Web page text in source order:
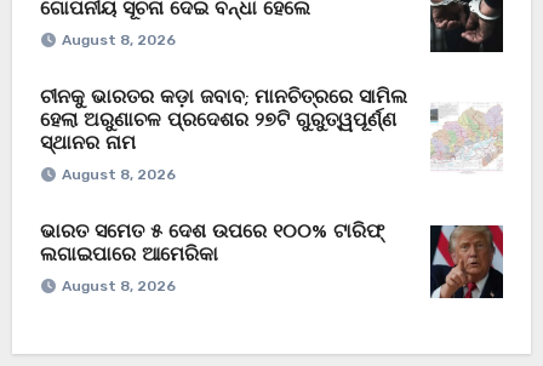
ଗୋପନୀୟ ସୂଚନା ଦେଇ ବନ୍ଧା ହେଲେ
August 8, 2026
ଚୀନକୁ ଭାରତର କଡ଼ା ଜବାବ; ମାନଚିତ୍ରରେ ସାମିଲ
ହେଲା ଅରୁଣାଚଳ ପ୍ରଦେଶର ୨୭ଟି ଗୁରୁତ୍ୱପୂର୍ଣ୍ଣ
ସ୍ଥାନର ନାମ
August 8, 2026
ଭାରତ ସମେତ ୫ ଦେଶ ଉପରେ ୧୦୦% ଟାରିଫ୍
ଲଗାଇପାରେ ଆମେରିକା
August 8, 2026